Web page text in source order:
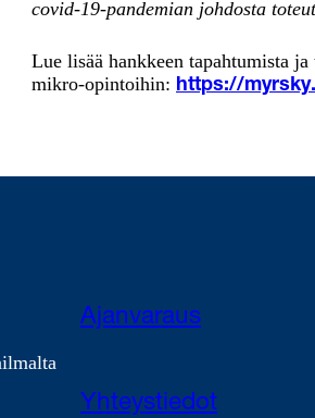
covid-19-pandemian johdosta
Lue lisää hankkeen tapahtumista
mikro-opintoihin: https://
Ajanvaraus
Yhteystiedot